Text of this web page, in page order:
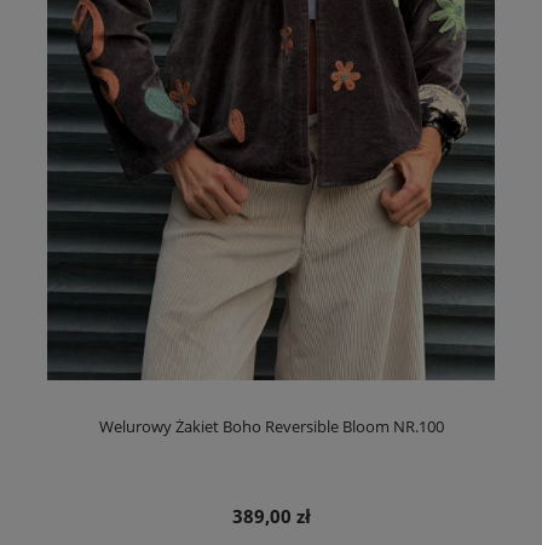
Welurowy Żakiet Boho Reversible Bloom NR.100
389,00 zł